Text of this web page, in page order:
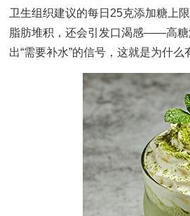
卫生组织建议的每日25克添加糖上
脂肪堆积，还会引发口渴感——高糖
出“需要补水”的信号，这就是为什么